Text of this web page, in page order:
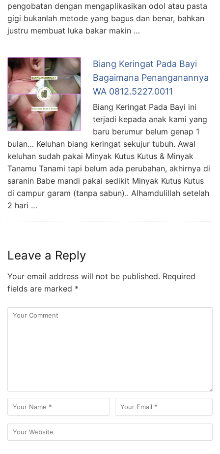
pengobatan dengan mengaplikasikan odol atau pasta
gigi bukanlah metode yang bagus dan benar, bahkan
justru membuat luka bakar makin …
Biang Keringat Pada Bayi
Bagaimana Penanganannya
WA 0812.5227.0011
Biang Keringat Pada Bayi ini
terjadi kepada anak kami yang
baru berumur belum genap 1
bulan… Keluhan biang keringat sekujur tubuh. Awal
keluhan sudah pakai Minyak Kutus Kutus & Minyak
Tanamu Tanami tapi belum ada perubahan, akhirnya di
saranin Babe mandi pakai sedikit Minyak Kutus Kutus
di campur garam (tanpa sabun).. Alhamdulillah setelah
2 hari …
Leave a Reply
Your email address will not be published. Required
fields are marked *